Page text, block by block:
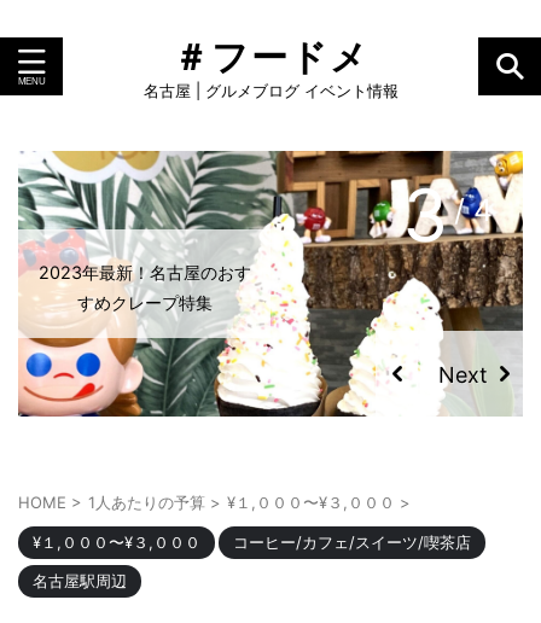
＃フードメ
名古屋 | グルメブログ イベント情報
2023年最新！名古屋のおす
すめクレープ特集
名古屋のおすすめモーニング
ランキング！小倉トーストや
人気店
4/ 4
HOME > 1人あたりの予算 > ¥１,０００〜¥３,０００ >
¥１,０００〜¥３,０００
コーヒー/カフェ/スイーツ/喫茶店
名古屋駅周辺